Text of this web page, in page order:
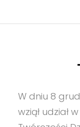
W dniu 8
wziął udział